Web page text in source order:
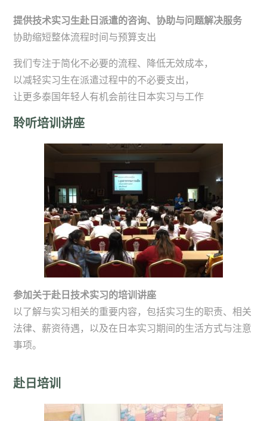
提供技术实习生赴日派遣的咨询、协助与问题解决服务
协助缩短整体流程时间与预算支出
我们专注于简化不必要的流程、降低无效成本，
以减轻实习生在派遣过程中的不必要支出，
让更多泰国年轻人有机会前往日本实习与工作
聆听培训讲座
参加关于赴日技术实习的培训讲座
以了解与实习相关的重要内容，包括实习生的职责、相关
法律、薪资待遇，以及在日本实习期间的生活方式与注意
事项。
赴日培训